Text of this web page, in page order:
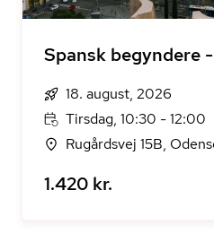
Spansk begyndere
18. august, 2026
Tirsdag, 10:30 - 12:00
Rugårdsvej 15B,
1.420 kr.